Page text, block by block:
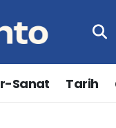
Sanat Tarih